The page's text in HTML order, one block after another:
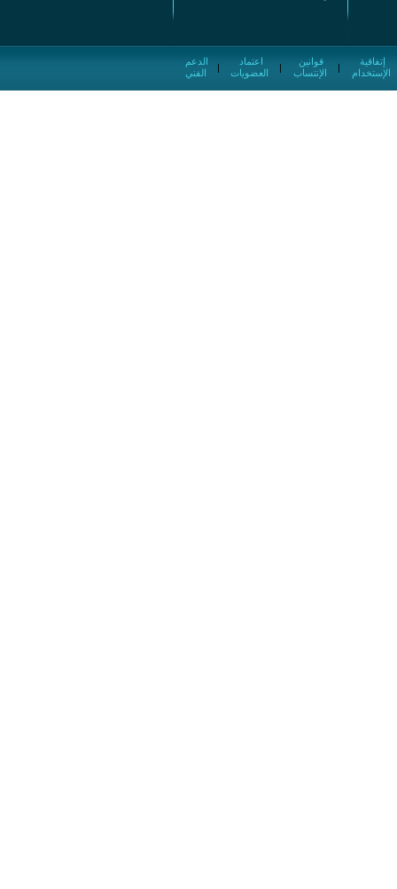
الفني
|
العضويات
|
الإنتساب
|
الإستخدام